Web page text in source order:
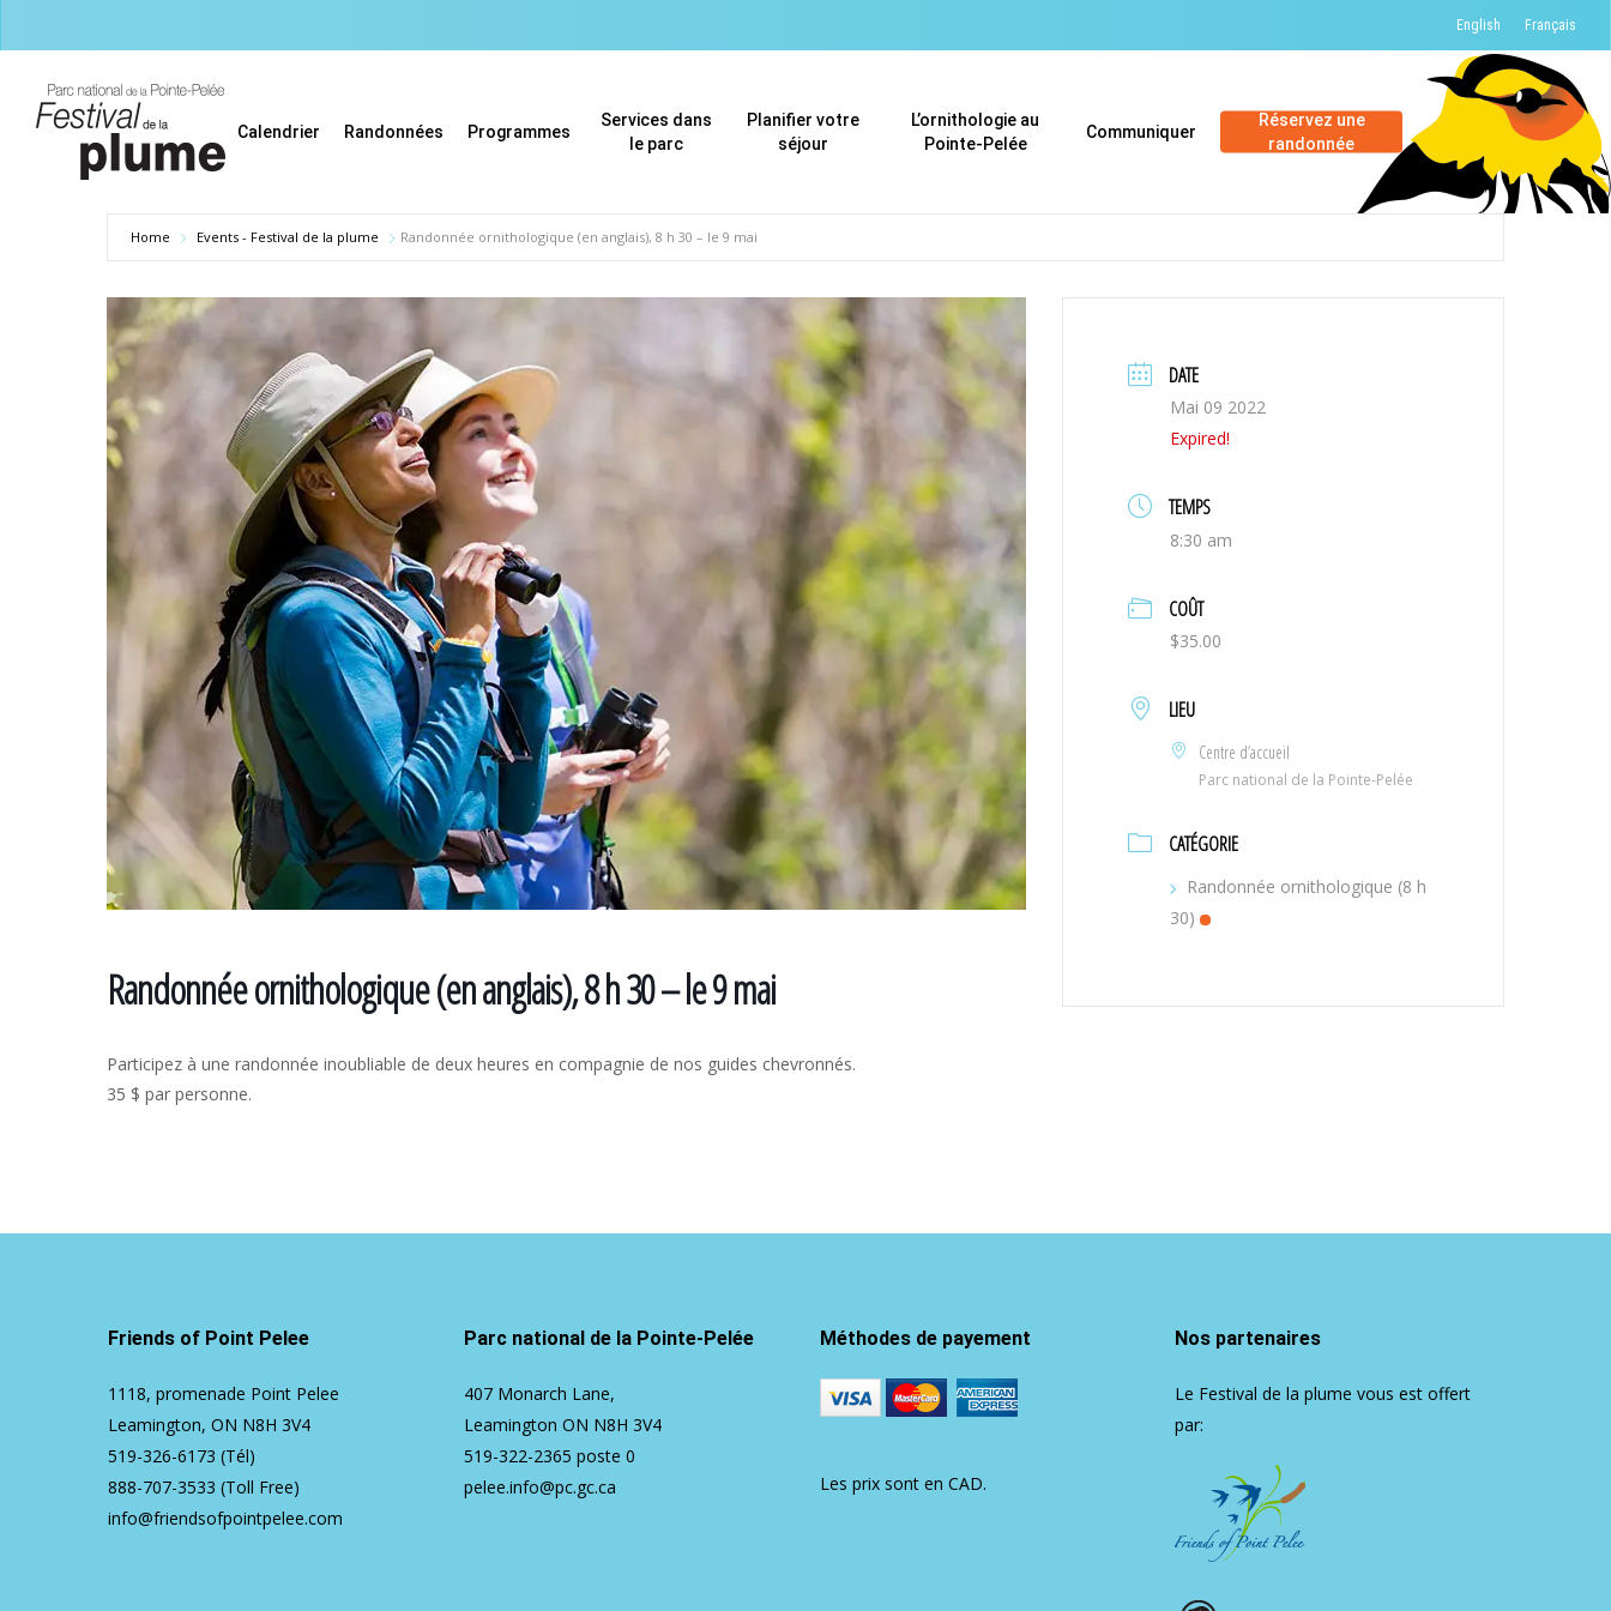
to
content
English Français
Calendrier Randonnées Programmes
Services dans
le parc
Planifier votre
séjour
L’ornithologie au
Pointe-Pelée
Communiquer
Réservez une
randonnée
Home Events - Festival de la plume Randonnée ornithologique (en anglais), 8 h 30 – le 9 mai
Randonnée ornithologique (en anglais), 8 h 30 – le 9 mai
Participez à une randonnée inoubliable de deux heures en compagnie de nos guides chevronnés.
35 $ par personne.
DATE
Mai 09 2022
Expired!
TEMPS
8:30 am
COÛT
$35.00
LIEU
Centre d’accueil
Parc national de la Pointe-Pelée
CATÉGORIE
Randonnée ornithologique (8 h
30)
Friends of Point Pelee
1118, promenade Point Pelee
Leamington, ON N8H 3V4
519-326-6173 (Tél)
888-707-3533 (Toll Free)
info@friendsofpointpelee.com
Parc national de la Pointe-Pelée
407 Monarch Lane,
Leamington ON N8H 3V4
519-322-2365 poste 0
pelee.info@pc.gc.ca
Méthodes de payement
Les prix sont en CAD.
Nos partenaires
Le Festival de la plume vous est offert
par: